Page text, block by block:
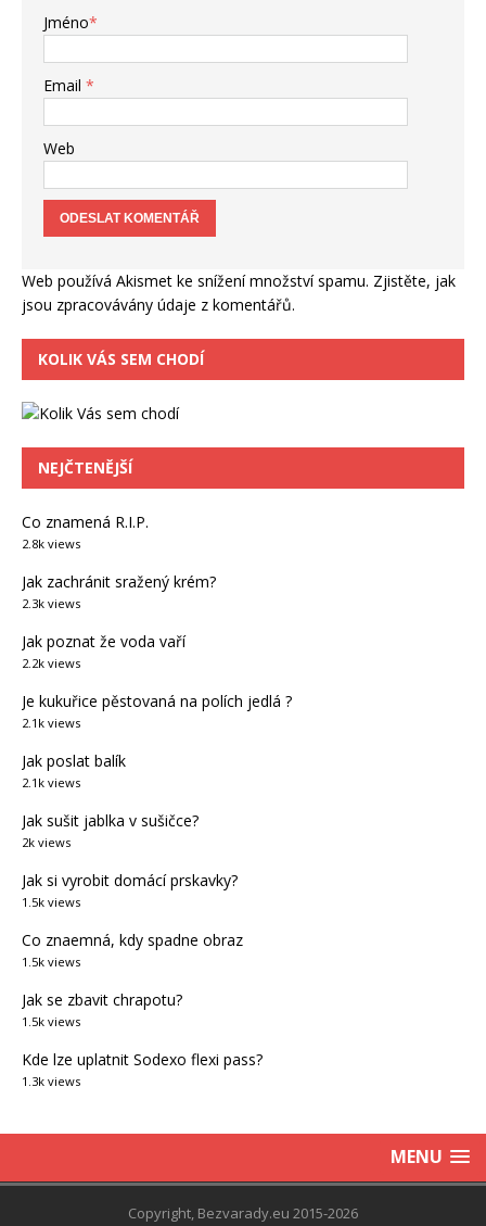
Jméno*
Email *
Web
Web používá Akismet ke snížení množství spamu. Zjistěte, jak
jsou zpracovávány údaje z komentářů.
KOLIK VÁS SEM CHODÍ
NEJČTENĚJŠÍ
Co znamená R.I.P.
2.8k views
Jak zachránit sražený krém?
2.3k views
Jak poznat že voda vaří
2.2k views
Je kukuřice pěstovaná na polích jedlá ?
2.1k views
Jak poslat balík
2.1k views
Jak sušit jablka v sušičce?
2k views
Jak si vyrobit domácí prskavky?
1.5k views
Co znaemná, kdy spadne obraz
1.5k views
Jak se zbavit chrapotu?
1.5k views
Kde lze uplatnit Sodexo flexi pass?
1.3k views
MENU
Copyright, Bezvarady.eu 2015-2026